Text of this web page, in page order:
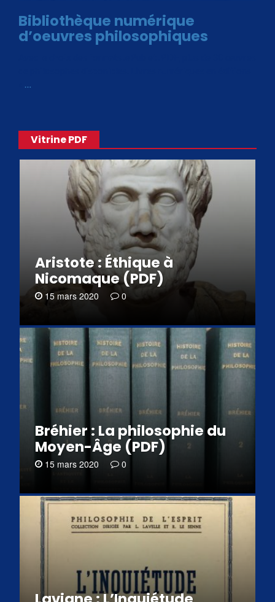
Bibliothèque numérique
d’oeuvres philosophiques
…
Vitrine PDF
Aristote : Éthique à
Nicomaque (PDF)
15 mars 2020 0
Bréhier : La philosophie du
Moyen-Âge (PDF)
15 mars 2020 0